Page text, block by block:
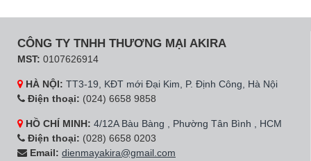
CÔNG TY TNHH THƯƠNG MẠI AKIRA
MST: 0107626914
HÀ NỘI: TT3-19, KĐT mới Đại Kim, P. Định Công, Hà Nội
Điện thoại: (024) 6658 9858
HỒ CHÍ MINH: 4/12A Bàu Bàng , Phường Tân Bình , HCM
Điện thoại: (028) 6658 0203
Email: dienmayakira@gmail.com